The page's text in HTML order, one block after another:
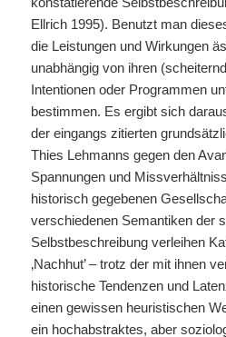
Ellrich 1995). Benutzt man
die Leistungen und Wirkungen
unabhängig von ihren
Intentionen oder Programmen
bestimmen. Es ergibt sich
der eingangs zitierten
Thies Lehmanns gegen den
Spannungen und
historisch gegebenen
verschiedenen Semantiken der
Selbstbeschreibung verleihen
‚Nachhut’ – trotz der mit ihnen
historische Tendenzen und
einen gewissen heuristischen
ein hochabstraktes, aber